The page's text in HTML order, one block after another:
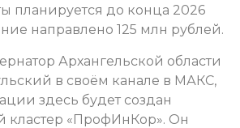
планируется до конца 2026
направлено 125 млн рублей.
Архангельской области
в своём канале в МАКС,
здесь будет создан
кластер «ПрофИнКор». Он